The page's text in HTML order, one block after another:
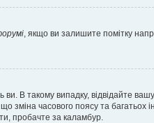
, якщо ви залишите помітку
В такому випадку, відвідайте
зміна часового поясу та
пробачте за каламбур.